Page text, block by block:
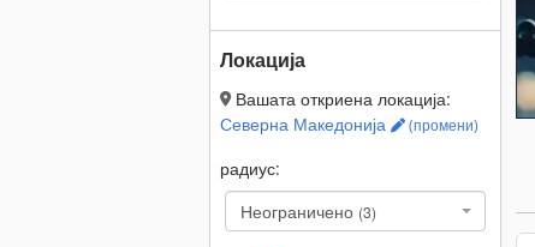
Локација
Вашата откриена локација:
Северна Македонија
(промени)
радиус:
Неограничено (3)